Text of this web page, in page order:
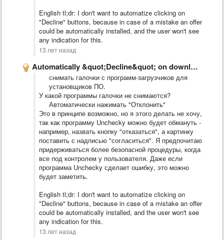
English tl;dr: I don't want to automatize clicking on
"Decline" buttons, because in case of a mistake an offer
could be automatically installed, and the user won't see
any indication for this.
13 лет назад
Automatically &quot;Decline&quot; on download-install-managers
снимать галочки с программ-загрузчиков для
установщиков ПО.
У какой программы галочки не снимаются?
Автоматически нажимать "Отклонить"
Это в принципе возможно, но я этого делать не хочу,
так как программу Unchecky можно будет обмануть -
например, назвать кнопку "отказаться", а картинку
поставить с надписью "согласиться". Я предпочитаю
придерживаться более безопасной процедуры, когда
все под контролем у пользователя. Даже если
программа Unchecky сделает ошибку, это можно
будет заметить.
English tl;dr: I don't want to automatize clicking on
"Decline" buttons, because in case of a mistake an offer
could be automatically installed, and the user won't see
any indication for this.
13 лет назад